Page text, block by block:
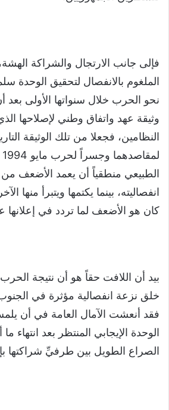
فإلى جانب الارتجال والشراكة
الملغوم بالانفصال لتحقيق الوحدة
نحو الحرب خلال سنواتها الأولى بعد
وثيقة عهد واتفاق وطني لإصلاحها
النظامين، فجعلا من تلك الوثيقة
الطبيعي منطقياً أن يعمد الأضعف من
انفصاليته، بينما يكتمها ويتبرأ منها
كان هو الأضعف لما تردد في إعلانها
بيد أن اللافت حقاً هو أن نتيجة
خلق نزعة انفصالية مؤثرة في
فقد أنعشت الآمال العامة في أن
الوحدة الإيجابي المنتظر بعد انتهاء
الصراع الطويل بين طرفيِّ شراكتها